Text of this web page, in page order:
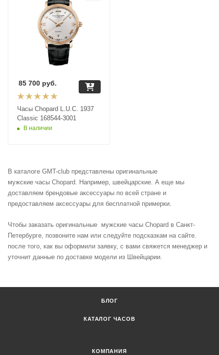
Часы Chopard L.U.C. 1937
Classic 168544-3001
В наличии
85 700 руб.
В каталоге GMT-club представлены оригинальные
мужские часы Chopard. Например, швейцарские. А еще мы
доставляем брендовые аксессуары по всей стране и
предоставляем аксессуары для бесплатной примерки.
Чтобы заказать оригинальные мужские часы Chopard в Санкт-
Петербурге, позвоните нам или следуйте подсказкам на сайте.
после того, как вы оформили заявку, с вами свяжется менеджер и
уточнит данные по доставке модели из Швейцарии.
БЛОГ
КАТАЛОГ ЧАСОВ
КОМПАНИЯ